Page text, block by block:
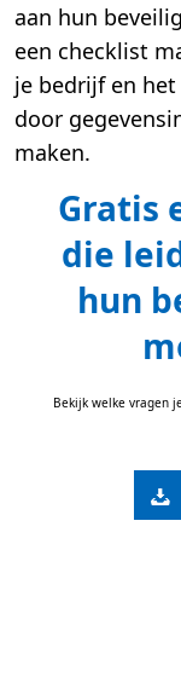
aan hun
een checklist
je bedrijf en
door
maken.
Gratis
die
hun
Bekijk welke vragen